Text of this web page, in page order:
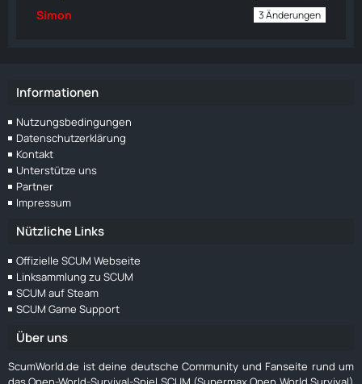
Simon 3 Änderungen
Informationen
Nutzungsbedingungen
Datenschutzerklärung
Kontakt
Unterstütze uns
Partner
Impressum
Nützliche Links
Offizielle SCUM Webseite
Linksammlung zu SCUM
SCUM auf Steam
SCUM Game Support
Über uns
ScumWorld.de ist deine deutsche Community und Fanseite rund um